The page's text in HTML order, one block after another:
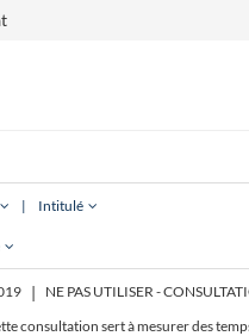
|
Intitulé
| NE PAS UTILISER -
consultation sert à mesurer des